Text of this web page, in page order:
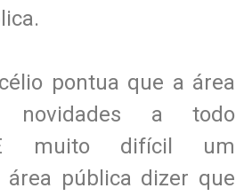
pontua que a área
novidades a todo
muito difícil um
área pública dizer que